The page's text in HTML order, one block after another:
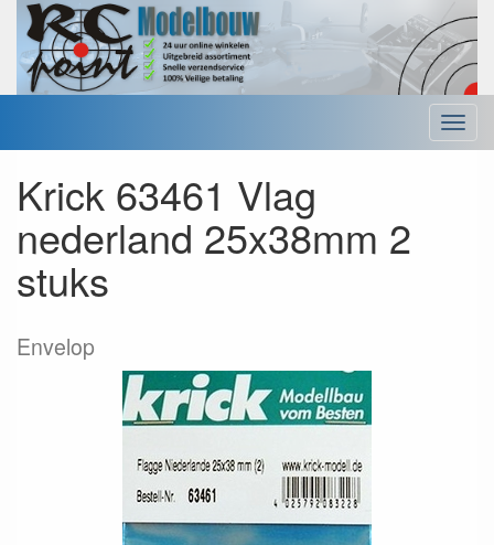
Menu
Krick 63461 Vlag
nederland 25x38mm 2
stuks
Envelop